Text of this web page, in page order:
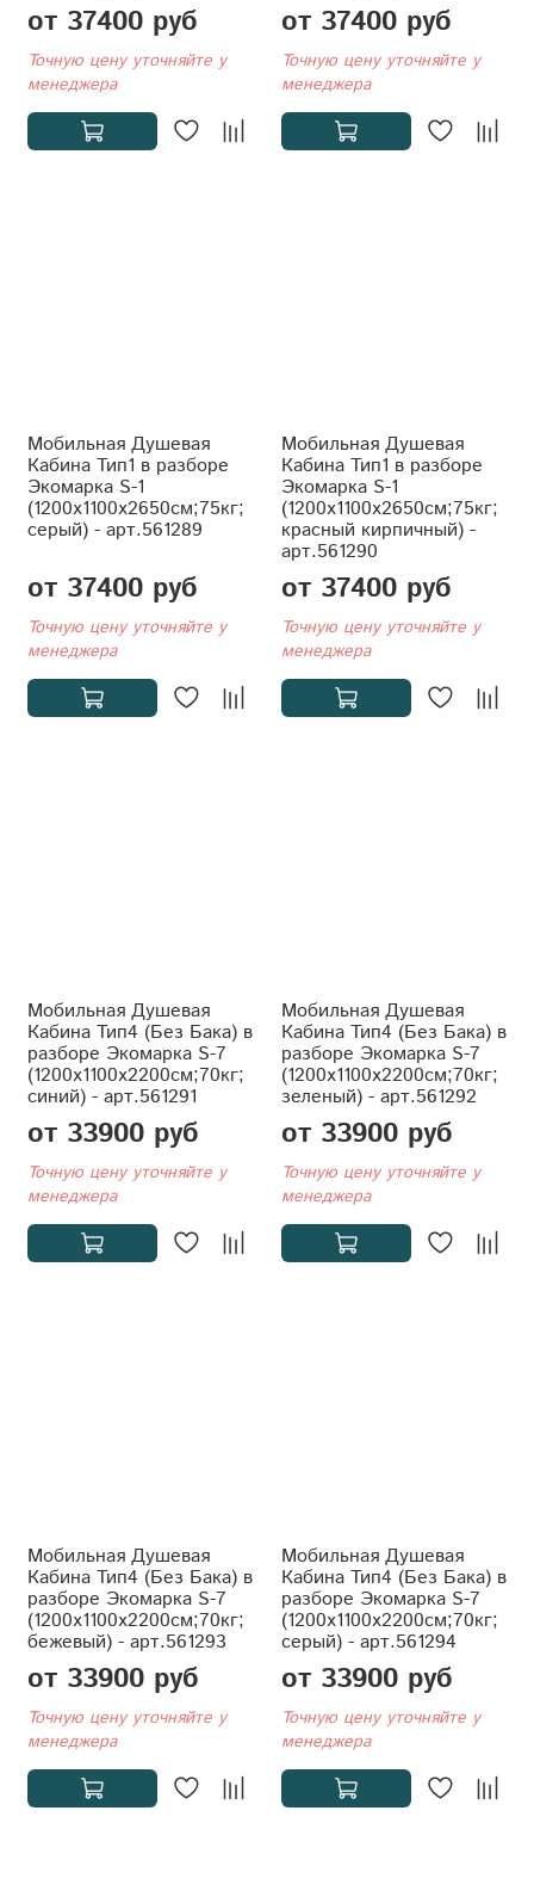
от 37400 руб
Точную цену уточняйте у
менеджера
от 37400 руб
Точную цену уточняйте у
менеджера
Мобильная Душевая
Кабина Тип1 в разборе
Экомарка S-1
(1200x1100x2650см;75кг;
серый) - арт.561289
от 37400 руб
Точную цену уточняйте у
менеджера
Мобильная Душевая
Кабина Тип1 в разборе
Экомарка S-1
(1200x1100x2650см;75кг;
красный кирпичный) -
арт.561290
от 37400 руб
Точную цену уточняйте у
менеджера
Мобильная Душевая
Кабина Тип4 (Без Бака) в
разборе Экомарка S-7
(1200x1100x2200см;70кг;
синий) - арт.561291
от 33900 руб
Точную цену уточняйте у
менеджера
Мобильная Душевая
Кабина Тип4 (Без Бака) в
разборе Экомарка S-7
(1200x1100x2200см;70кг;
зеленый) - арт.561292
от 33900 руб
Точную цену уточняйте у
менеджера
Мобильная Душевая
Кабина Тип4 (Без Бака) в
разборе Экомарка S-7
(1200x1100x2200см;70кг;
бежевый) - арт.561293
от 33900 руб
Точную цену уточняйте у
менеджера
Мобильная Душевая
Кабина Тип4 (Без Бака) в
разборе Экомарка S-7
(1200x1100x2200см;70кг;
серый) - арт.561294
от 33900 руб
Точную цену уточняйте у
менеджера